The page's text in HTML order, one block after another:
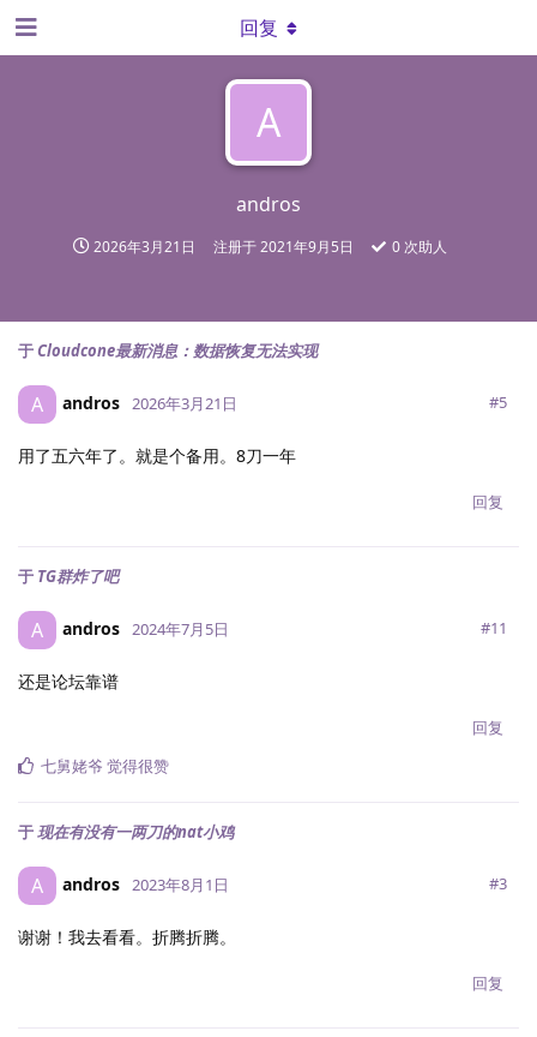
A
andros
2026年3月21日 注册于2021年9月5日 0次助人
回复
于Cloudcone最新消息：数据恢复无法实现
A andros 2026年3月21日 #5
用了五六年了。就是个备用。8刀一年
回复
于 TG群炸了吧
A andros 2024年7月5日 #11
还是论坛靠谱
回复
七舅姥爷 觉得很赞
于现在有没有一两刀的nat小鸡
A andros 2023年8月1日 #3
谢谢！我去看看。折腾折腾。
回复